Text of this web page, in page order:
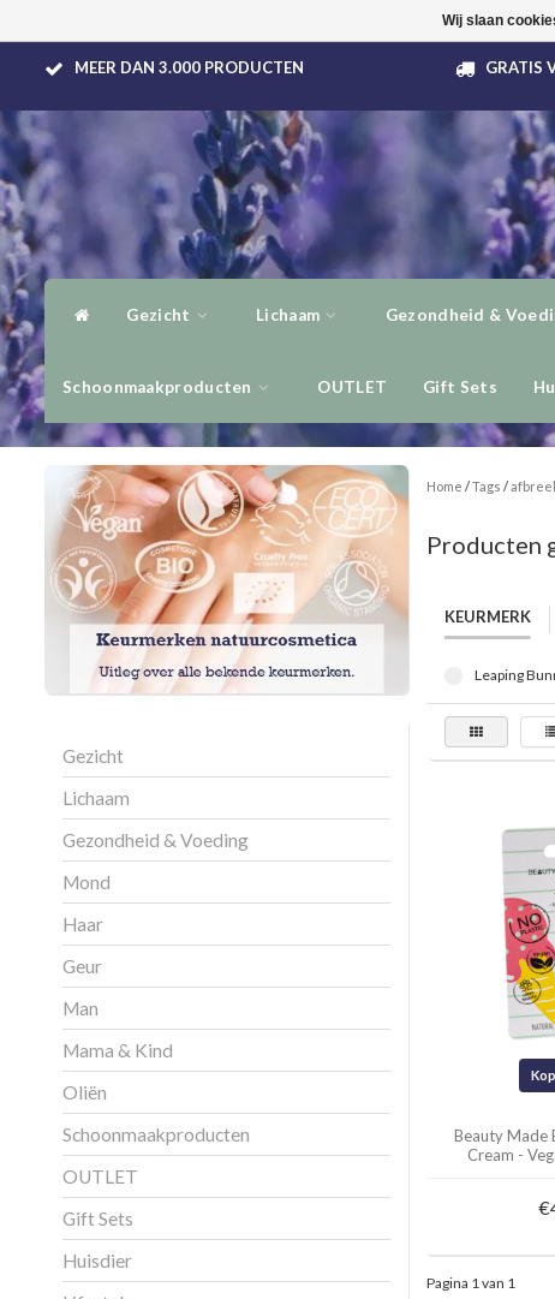
MEER DAN 3.000 PRODUCTEN GRATIS
Gezicht Lichaam Gezondheid &
Schoonmaakproducten OUTLET Gift Sets
Gezicht
Lichaam
Gezondheid & Voeding
Mond
Haar
Geur
Man
Mama & Kind
Oliën
Schoonmaakproducten
OUTLET
Gift Sets
Huisdier
Home /Tags /
Producten
KEURMERK
Leaping
Beauty Made
Cream -
Pagina 1 van 1
Wij slaan